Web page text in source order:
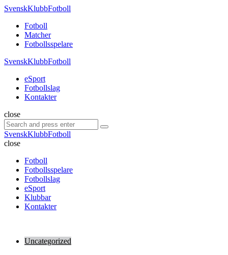
Menu
SvenskKlubbFotboll
Menu
Fotboll
Matcher
Fotbollsspelare
SvenskKlubbFotboll
eSport
Fotbollslag
Kontakter
Search
close
Search
for:
Search
SvenskKlubbFotboll
close
Fotboll
Fotbollsspelare
Fotbollslag
eSport
Klubbar
Kontakter
Uncategorized